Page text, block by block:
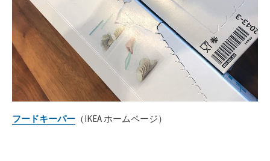
フードキーパー （IKEA ホームページ）